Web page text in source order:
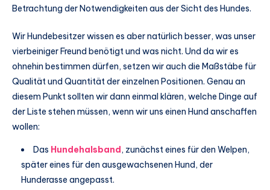
Betrachtung der Notwendigkeiten aus der Sicht des Hundes.
Wir Hundebesitzer wissen es aber natürlich besser, was unser
vierbeiniger Freund benötigt und was nicht. Und da wir es
ohnehin bestimmen dürfen, setzen wir auch die Maßstäbe für
Qualität und Quantität der einzelnen Positionen. Genau an
diesem Punkt sollten wir dann einmal klären, welche Dinge auf
der Liste stehen müssen, wenn wir uns einen Hund anschaffen
wollen:
Das Hundehalsband, zunächst eines für den Welpen,
später eines für den ausgewachsenen Hund, der
Hunderasse angepasst.